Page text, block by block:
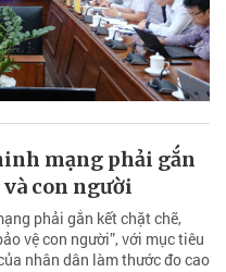
mạng phải gắn
con người
phải gắn kết chặt chẽ,
vệ con người”, với mục tiêu
nhân dân làm thước đo cao